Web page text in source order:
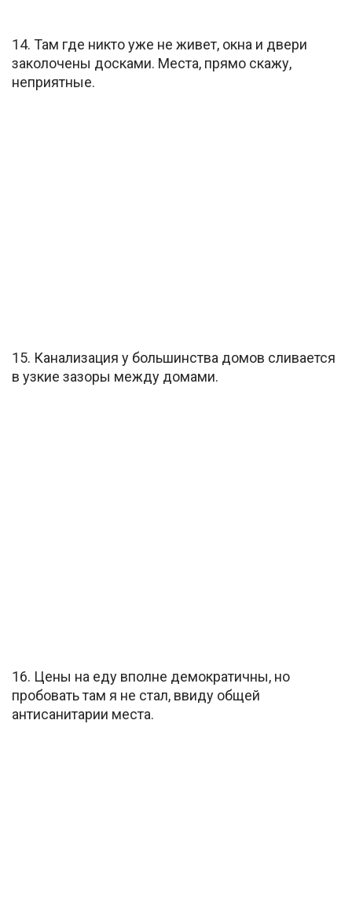
14. Там где никто уже не живет, окна и двери
заколочены досками. Места, прямо скажу,
неприятные.
15. Канализация у большинства домов сливается
в узкие зазоры между домами.
16. Цены на еду вполне демократичны, но
пробовать там я не стал, ввиду общей
антисанитарии места.